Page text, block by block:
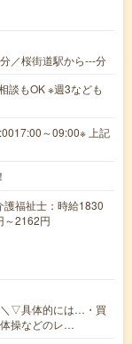
／桜街道駅から---分
談もOK ※週3なども
～09:00※ 上記
福祉士：時給1830
～2162円
＼▽具体的には…・買
操などのレ…